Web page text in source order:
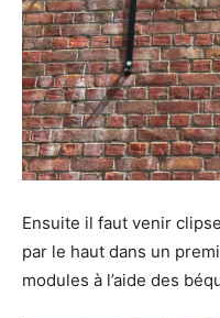
Ensuite il faut venir
par le haut dans un
modules à l’aide des